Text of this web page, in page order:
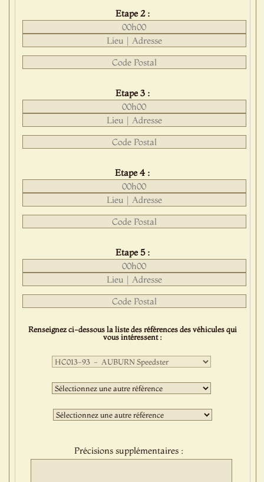
Etape 2 :
Etape 3 :
Etape 4 :
Etape 5 :
Renseignez ci-dessous la liste des références des véhicules qui
vous intéressent :
Première
sélection
:Deuxième
sélection
:Troisième
sélection
Précisions supplémentaires :